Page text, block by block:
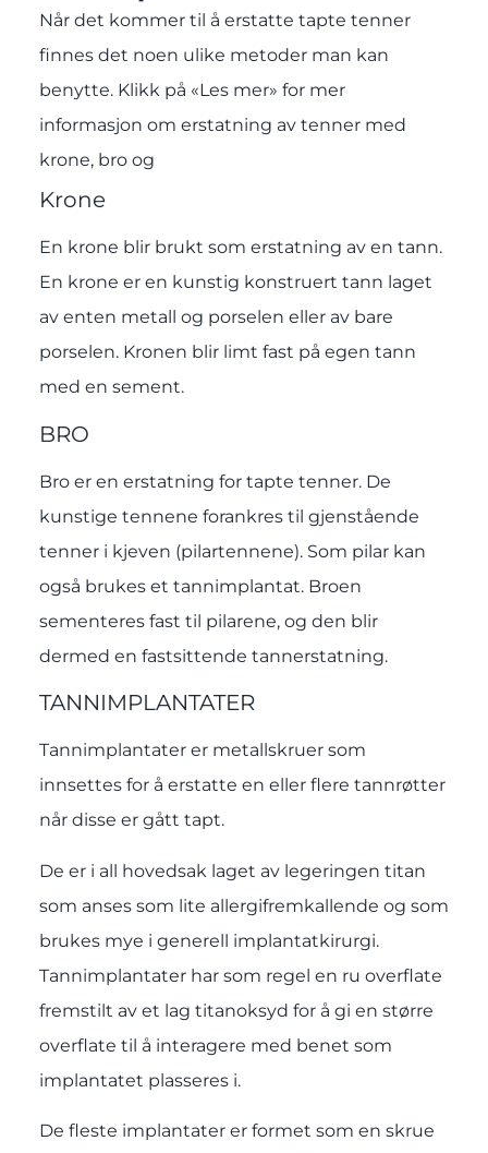
Når det kommer til å erstatte tapte tenner
finnes det noen ulike metoder man kan
benytte. Klikk på «Les mer» for mer
informasjon om erstatning av tenner med
krone, bro og
Krone
En krone blir brukt som erstatning av en tann.
En krone er en kunstig konstruert tann laget
av enten metall og porselen eller av bare
porselen. Kronen blir limt fast på egen tann
med en sement.
BRO
Bro er en erstatning for tapte tenner. De
kunstige tennene forankres til gjenstående
tenner i kjeven (pilartennene). Som pilar kan
også brukes et tannimplantat. Broen
sementeres fast til pilarene, og den blir
dermed en fastsittende tannerstatning.
TANNIMPLANTATER
Tannimplantater er metallskruer som
innsettes for å erstatte en eller flere tannrøtter
når disse er gått tapt.
De er i all hovedsak laget av legeringen titan
som anses som lite allergifremkallende og som
brukes mye i generell implantatkirurgi.
Tannimplantater har som regel en ru overflate
fremstilt av et lag titanoksyd for å gi en større
overflate til å interagere med benet som
implantatet plasseres i.
De fleste implantater er formet som en skrue